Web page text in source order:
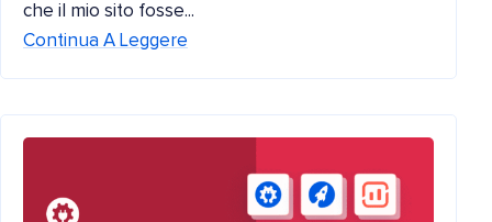
che il mio sito fosse...
Continua A Leggere